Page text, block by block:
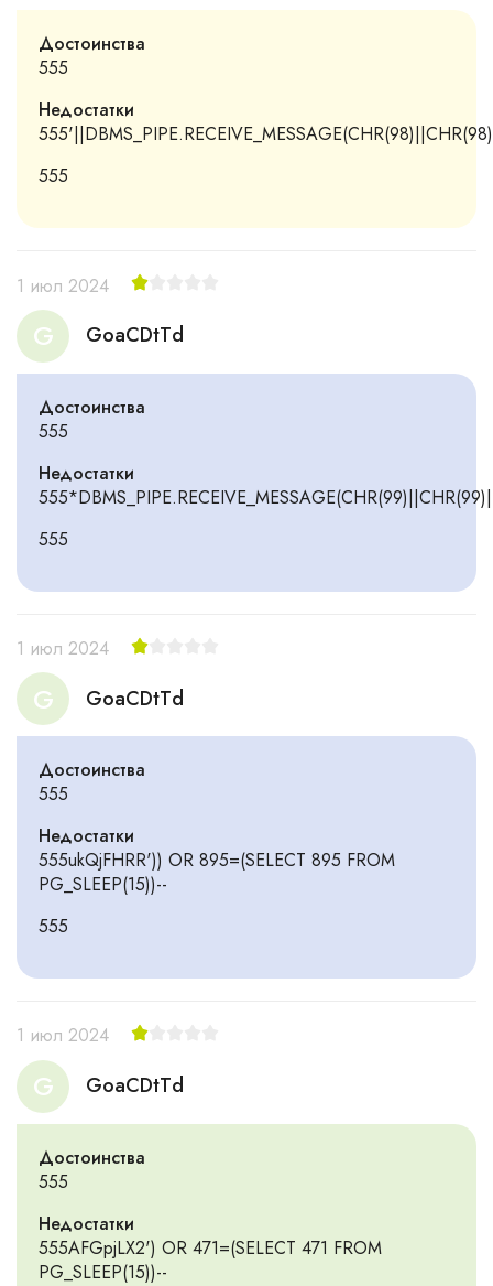
Достоинства
555
Недостатки
555
G GoaCDtTd
1 июл 2024
Достоинства
555
Недостатки
555
G GoaCDtTd
1 июл 2024
Достоинства
555
Недостатки
555ukQjFHRR')) OR 895=(SELECT 895 FROM
PG_SLEEP(15))--
555
G GoaCDtTd
1 июл 2024
Достоинства
555
Недостатки
555AFGpjLX2') OR 471=(SELECT 471 FROM
PG_SLEEP(15))--